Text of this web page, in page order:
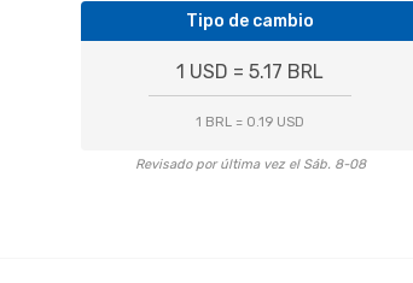
Tipo de cambio
1 USD = 5.17 BRL
1 BRL = 0.19 USD
Revisado por última vez el Sáb. 8-08